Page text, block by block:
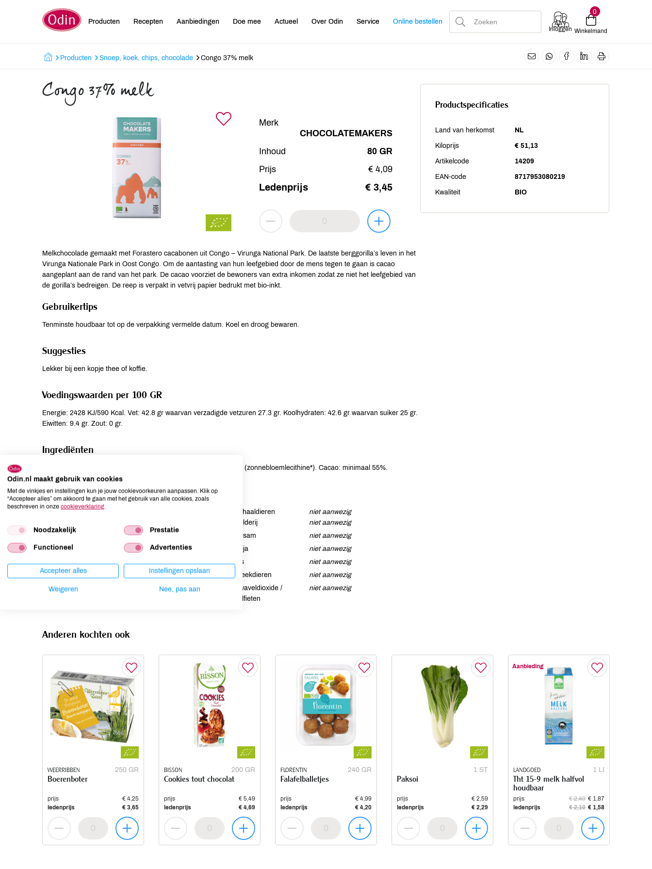
Producten Recepten Aanbiedingen Doe mee Actueel Over Odin Service Online bestellen
Inloggen
0
Winkelmand
Producten Snoep, koek, chips, chocolade Congo 37% melk
Congo 37% melk
Merk
CHOCOLATEMAKERS
Inhoud
80 GR
Prijs
€ 4,09
Ledenprijs € 3,45
Melkchocolade gemaakt met Forastero cacabonen uit Congo – Virunga National Park. De laatste berggorilla’s leven in het
Virunga Nationale Park in Oost Congo. Om de aantasting van hun leefgebied door de mens tegen te gaan is cacao
aangeplant aan de rand van het park. De cacao voorziet de bewoners van extra inkomen zodat ze niet het leefgebied van
de gorilla’s bedreigen. De reep is verpakt in vetvrij papier bedrukt met bio-inkt.
Gebruikertips
Tenminste houdbaar tot op de verpakking vermelde datum. Koel en droog bewaren.
Suggesties
Lekker bij een kopje thee of koffie.
Voedingswaarden per 100 GR
Energie: 2428 KJ/590 Kcal. Vet: 42.8 gr waarvan verzadigde vetzuren 27.3 gr. Koolhydraten: 42.6 gr waarvan suiker 25 gr.
Eiwitten: 9.4 gr. Zout: 0 gr.
Ingrediënten
cacaomassa*, rietsuiker*, cacaoboter*, MELKpoeder*, emulgator* (zonnebloemlecithine*). Cacao: minimaal 55%.
Allergenen
Aardnoten
niet aanwezig
Lactose
aanwezig
Lupine
niet aanwezig
Mosterd
niet aanwezig
Noten
Schaaldieren
niet aanwezig
Selderij
niet aanwezig
Sesam
niet aanwezig
Soja
niet aanwezig
Vis
niet aanwezig
Weekdieren
niet aanwezig
Zwaveldioxide /
sulfieten
niet aanwezig
Productspecificaties
Land van herkomst NL
Kiloprijs € 51,13
Artikelcode 14209
EAN-code 8717953080219
Kwaliteit BIO
Anderen kochten ook
WEERRIBBEN 250 GR
Boerenboter
prijs
€ 4,25
ledenprijs
€ 3,65
BISSON 200 GR
Cookies tout chocolat
prijs
€ 5,49
ledenprijs
€ 4,69
FLORENTIN 240 GR
Falafelballetjes
prijs
€ 4,99
ledenprijs
€ 4,20
1 ST
Paksoi
prijs
€ 2,59
ledenprijs
€ 2,29
Aanbieding
LANDGOED 1 LI
Tht 15-9 melk halfvol
houdbaar
prijs € 2,49 € 1,87
ledenprijs
€ 2,10 € 1,58
Odin.nl maakt gebruik van cookies
Met de vinkjes en instellingen kun je jouw cookievoorkeuren aanpassen. Klik op
“Accepteer alles” om akkoord te gaan met het gebruik van alle cookies, zoals
beschreven in onze cookieverklaring.
Noodzakelijk Prestatie
Functioneel Advertenties
Accepteer alles Instellingen opslaan
Weigeren Nee, pas aan